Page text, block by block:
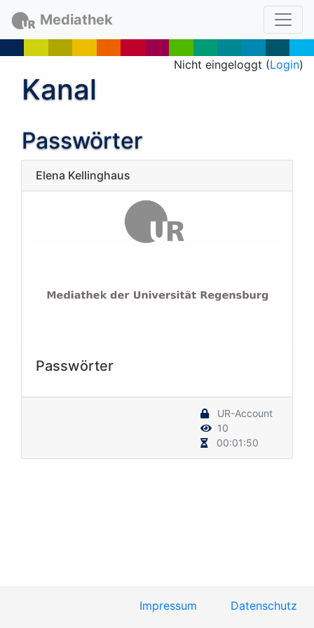
Mediathek
Nicht eingeloggt (Login)
Kanal
Passwörter
Elena Kellinghaus
Passwörter
UR-Account
10
00:01:50
Impressum Datenschutz